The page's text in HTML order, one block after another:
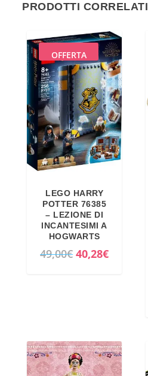
PRODOTTI CORRELATI
OFFERTA
LEGO HARRY
POTTER 76385
– LEZIONE DI
INCANTESIMI A
HOGWARTS
49,00€I
z
o
40,28€I
z
o